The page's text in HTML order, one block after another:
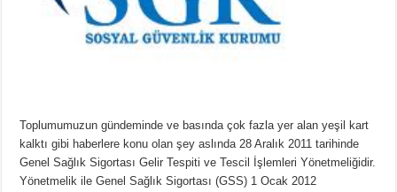
Toplumumuzun gündeminde ve basında çok fazla yer alan yeşil kart
kalktı gibi haberlere konu olan şey aslında 28 Aralık 2011 tarihinde
Genel Sağlık Sigortası Gelir Tespiti ve Tescil İşlemleri Yönetmeliğidir.
Yönetmelik ile Genel Sağlık Sigortası (GSS) 1 Ocak 2012